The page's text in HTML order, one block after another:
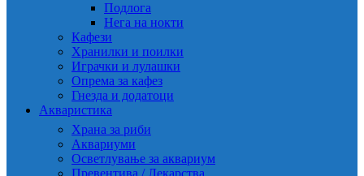
Подлога
Нега на нокти
Кафези
Хранилки и поилки
Играчки и лулашки
Опрема за кафез
Гнезда и додатоци
Акваристика
Храна за риби
Аквариуми
Осветлување за аквариум
Превентива / Лекарства